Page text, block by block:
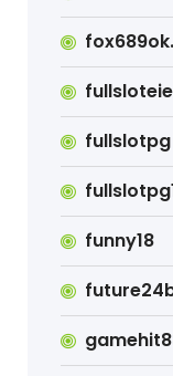
fullslotpg
funny18